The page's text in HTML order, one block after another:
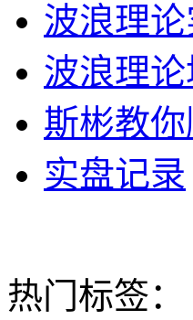
波浪理
波浪理论
斯彬教
实盘记录
热门标签：